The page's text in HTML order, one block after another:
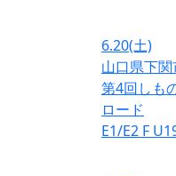
6.20(土)
山口県下関
第4回しも
ロード
E1/E2 F